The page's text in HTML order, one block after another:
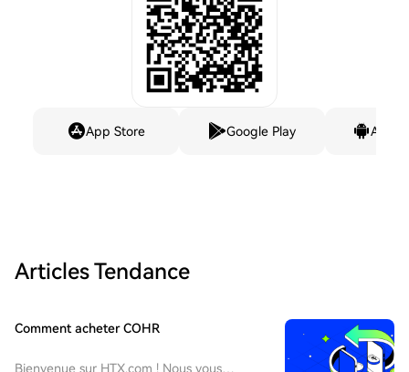
App Store Google Play
Articles Tendance
Comment acheter COHR
Bienvenue sur HTX.com ! Nous vous